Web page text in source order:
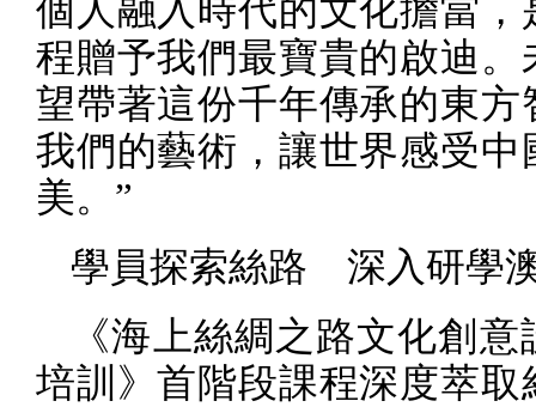
個人融入時代的文化擔當，
程贈予我們最寶貴的啟迪。
望帶著這份千年傳承的東方
我們的藝術，讓世界感受中
美。”
學員探索絲路 深入研學
《海上絲綢之路文化創
培訓》首階段課程深度萃取